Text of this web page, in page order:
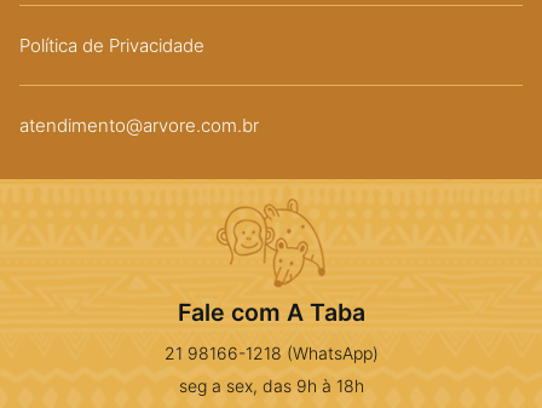
Política de Privacidade
atendimento@arvore.com.br
Fale com A Taba
21 98166-1218 (WhatsApp)
seg a sex, das 9h à 18h